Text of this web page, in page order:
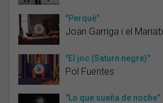
"Perquè"
Joan Garriga i el
"El joc (Saturn negre)"
Pol Fuentes
"Lo que sueña de noche"